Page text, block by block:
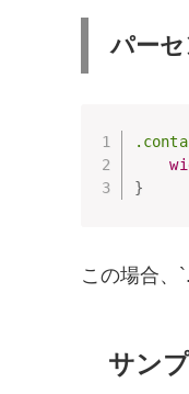
パー
}
この場合、
サン